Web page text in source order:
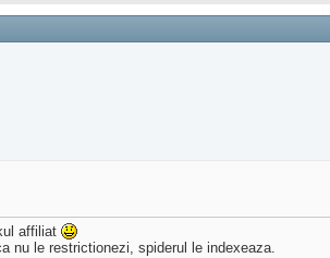
affiliat
nu le restrictionezi, spiderul le indexeaza.